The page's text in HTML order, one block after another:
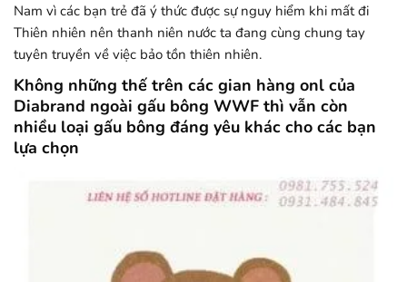
Nam vì các bạn trẻ đã ý thức được sự nguy hiểm khi mất đi
Thiên nhiên nên thanh niên nước ta đang cùng chung tay
tuyên truyền về việc bảo tồn thiên nhiên.
Không những thế trên các gian hàng onl của
Diabrand ngoài gấu bông WWF thì vẫn còn
nhiều loại gấu bông đáng yêu khác cho các bạn
lựa chọn